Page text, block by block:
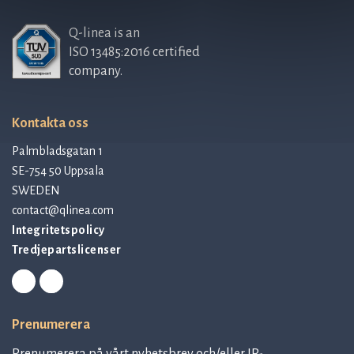
Q-linea is an
ISO 13485:2016 certified
company.
Kontakta oss
Palmbladsgatan 1
SE-754 50 Uppsala
SWEDEN
contact@qlinea.com
Integritetspolicy
Tredjepartslicenser
Prenumerera